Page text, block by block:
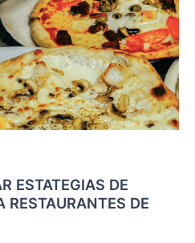
ESTATEGIAS DE
RESTAURANTES DE